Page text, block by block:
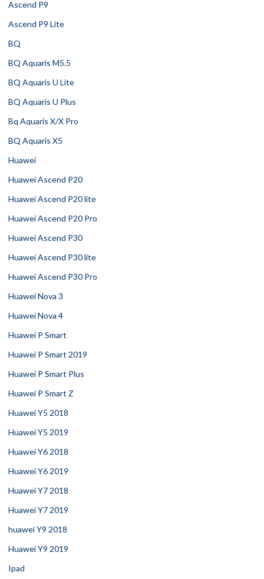
Ascend P9
Ascend P9 Lite
BQ
BQ Aquaris M5.5
BQ Aquaris U Lite
BQ Aquaris U Plus
Bq Aquaris X/X Pro
BQ Aquaris X5
Huawei
Huawei Ascend P20
Huawei Ascend P20 lite
Huawei Ascend P20 Pro
Huawei Ascend P30
Huawei Ascend P30 lite
Huawei Ascend P30 Pro
Huawei Nova 3
Huawei Nova 4
Huawei P Smart
Huawei P Smart 2019
Huawei P Smart Plus
Huawei P Smart Z
Huawei Y5 2018
Huawei Y5 2019
Huawei Y6 2018
Huawei Y6 2019
Huawei Y7 2018
Huawei Y7 2019
huawei Y9 2018
Huawei Y9 2019
Ipad